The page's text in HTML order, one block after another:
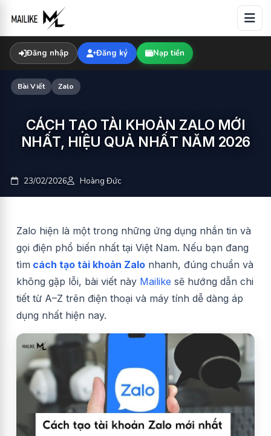
content
Đăng nhập Đăng ký Nạp tiền
Bài Viết Zalo
CÁCH TẠO TÀI KHOẢN ZALO MỚI
NHẤT, HIỆU QUẢ NHẤT NĂM 2026
23/02/2026 Hoàng Đức
Zalo hiện là một trong những ứng dụng nhắn tin và
gọi điện phổ biến nhất tại Việt Nam. Nếu bạn đang
tìm cách tạo tài khoản Zalo nhanh, đúng chuẩn và
không gặp lỗi, bài viết này Mailike sẽ hướng dẫn chi
tiết từ A–Z trên điện thoại và máy tính dễ dàng áp
dụng nhất hiện nay.